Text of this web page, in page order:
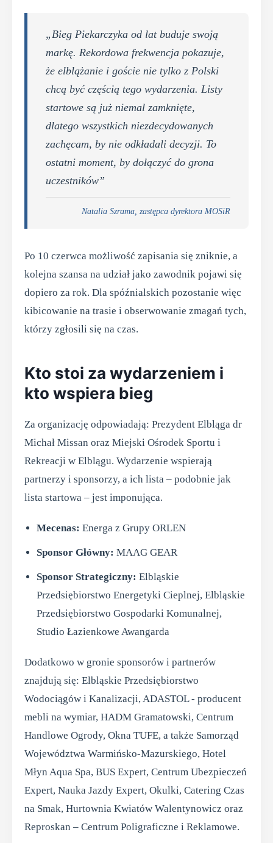
„Bieg Piekarczyka od lat buduje swoją
markę. Rekordowa frekwencja pokazuje,
że elblążanie i goście nie tylko z Polski
chcą być częścią tego wydarzenia. Listy
startowe są już niemal zamknięte,
dlatego wszystkich niezdecydowanych
zachęcam, by nie odkładali decyzji. To
ostatni moment, by dołączyć do grona
uczestników”
Natalia Szrama, zastępca dyrektora MOSiR
Po 10 czerwca możliwość zapisania się zniknie, a
kolejna szansa na udział jako zawodnik pojawi się
dopiero za rok. Dla spóźnialskich pozostanie więc
kibicowanie na trasie i obserwowanie zmagań tych,
którzy zgłosili się na czas.
Kto stoi za wydarzeniem i
kto wspiera bieg
Za organizację odpowiadają: Prezydent Elbląga dr
Michał Missan oraz Miejski Ośrodek Sportu i
Rekreacji w Elblągu. Wydarzenie wspierają
partnerzy i sponsorzy, a ich lista – podobnie jak
lista startowa – jest imponująca.
Mecenas: Energa z Grupy ORLEN
Sponsor Główny: MAAG GEAR
Sponsor Strategiczny: Elbląskie
Przedsiębiorstwo Energetyki Cieplnej, Elbląskie
Przedsiębiorstwo Gospodarki Komunalnej,
Studio Łazienkowe Awangarda
Dodatkowo w gronie sponsorów i partnerów
znajdują się: Elbląskie Przedsiębiorstwo
Wodociągów i Kanalizacji, ADASTOL - producent
mebli na wymiar, HADM Gramatowski, Centrum
Handlowe Ogrody, Okna TUFE, a także Samorząd
Województwa Warmińsko-Mazurskiego, Hotel
Młyn Aqua Spa, BUS Expert, Centrum Ubezpieczeń
Expert, Nauka Jazdy Expert, Okulki, Catering Czas
na Smak, Hurtownia Kwiatów Walentynowicz oraz
Reproskan – Centrum Poligraficzne i Reklamowe.